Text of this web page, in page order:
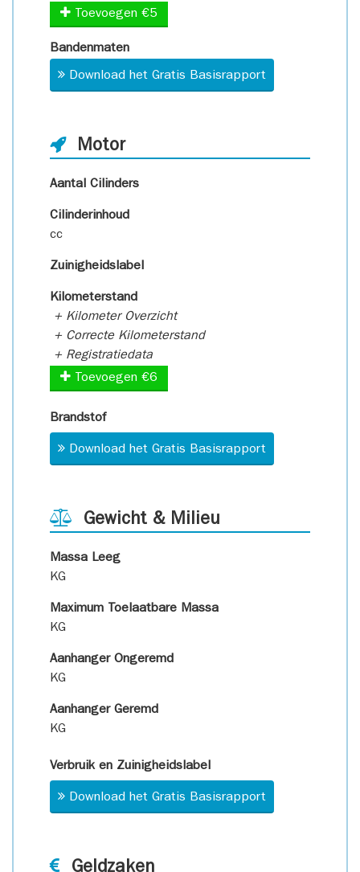
Toevoegen €5
Bandenmaten
Download het Gratis Basisrapport
Motor
Aantal Cilinders
Cilinderinhoud
cc
Zuinigheidslabel
Kilometerstand
+ Kilometer Overzicht
+ Correcte Kilometerstand
+ Registratiedata
Toevoegen €6
Brandstof
Download het Gratis Basisrapport
Gewicht & Milieu
Massa Leeg
KG
Maximum Toelaatbare Massa
KG
Aanhanger Ongeremd
KG
Aanhanger Geremd
KG
Verbruik en Zuinigheidslabel
Download het Gratis Basisrapport